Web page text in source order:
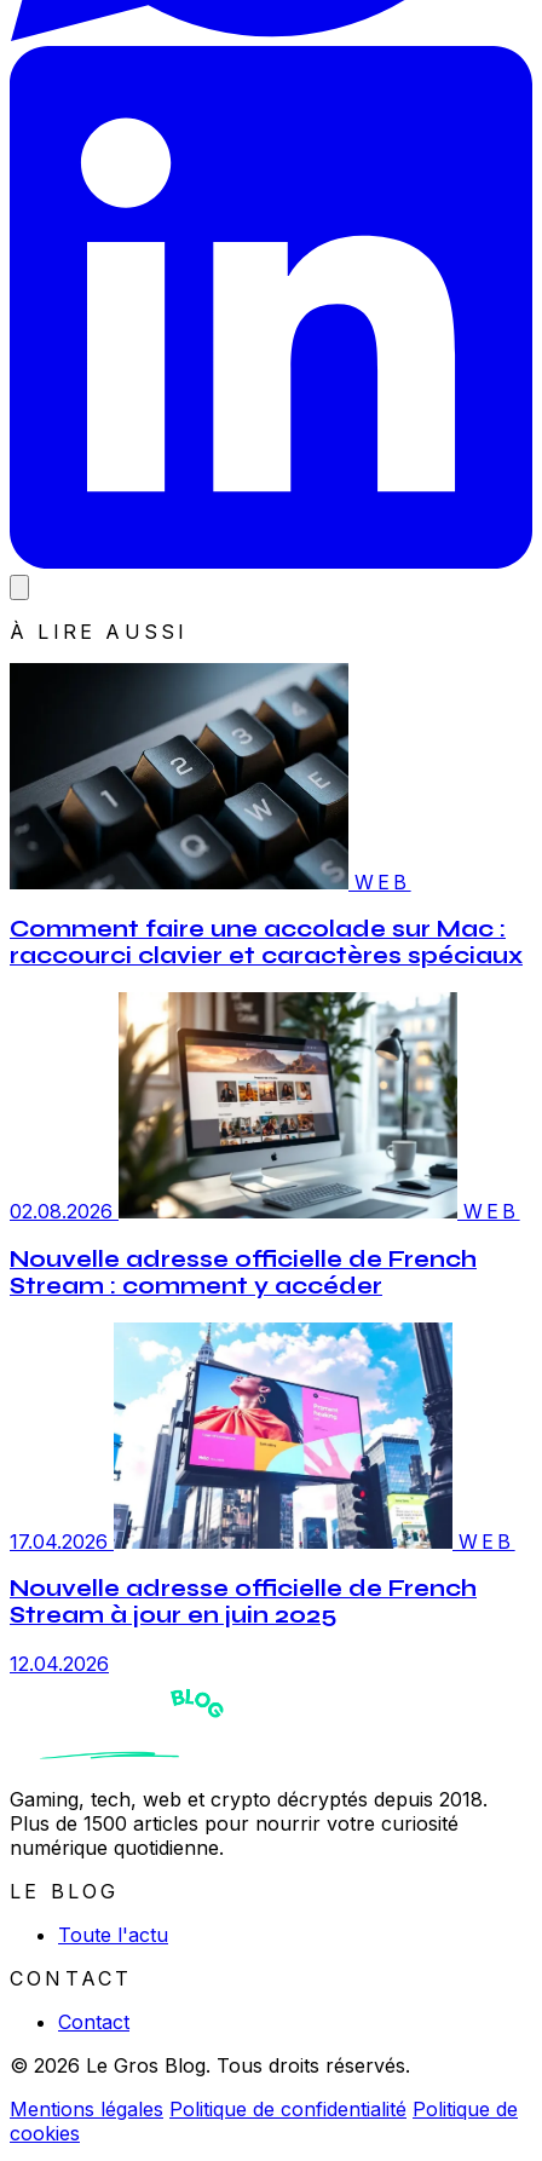
À LIRE AUSSI
WEB
Comment faire une accolade sur Mac :
raccourci clavier et caractères spéciaux
02.08.2026 WEB
Nouvelle adresse officielle de French
Stream : comment y accéder
17.04.2026 WEB
Nouvelle adresse officielle de French
Stream à jour en juin 2025
12.04.2026
Gaming, tech, web et crypto décryptés depuis 2018.
Plus de 1500 articles pour nourrir votre curiosité
numérique quotidienne.
LE BLOG
Toute l'actu
CONTACT
Contact
© 2026 Le Gros Blog. Tous droits réservés.
Mentions légales Politique de confidentialité Politique de
cookies